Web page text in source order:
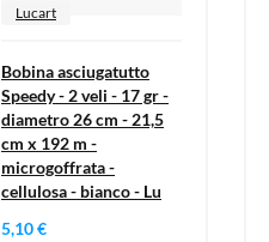
Lucart
Bobina asciugatutto
Speedy - 2 veli - 17 gr -
diametro 26 cm - 21,5
cm x 192 m -
microgoffrata -
cellulosa - bianco - Lu
5,10 €